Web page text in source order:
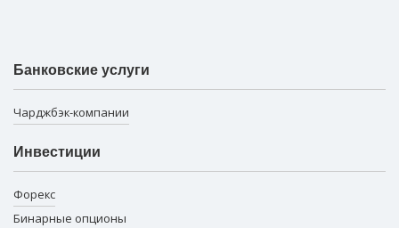
Банковские услуги
Чарджбэк-компании
Инвестиции
Форекс
Бинарные опционы